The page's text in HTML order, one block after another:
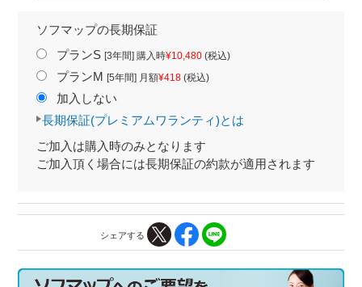
ソフマップの長期保証
プランS [3年間] 購入時¥10,480(税込)
プランM [5年間] 月額¥418(税込)
加入しない
長期保証(プレミアムワランティ)とは
ご加入は購入時のみとなります
ご加入頂く場合には長期保証の約款が適用されます
シェアする